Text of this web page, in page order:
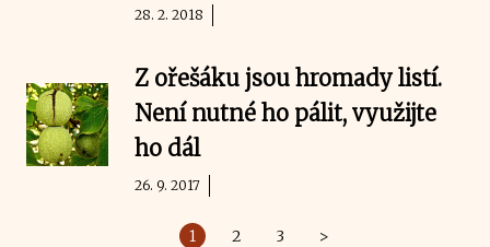
28. 2. 2018
Z ořešáku jsou hromady listí.
Není nutné ho pálit, využijte
ho dál
26. 9. 2017
1 2 3 >